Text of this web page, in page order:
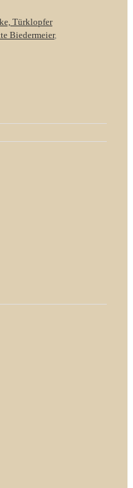
Türklopfer
Biedermeier,